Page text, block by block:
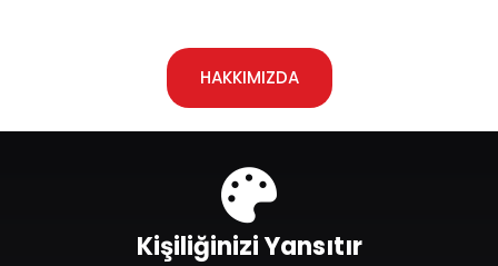
HAKKIMIZDA
Kişiliğinizi Yansıtır